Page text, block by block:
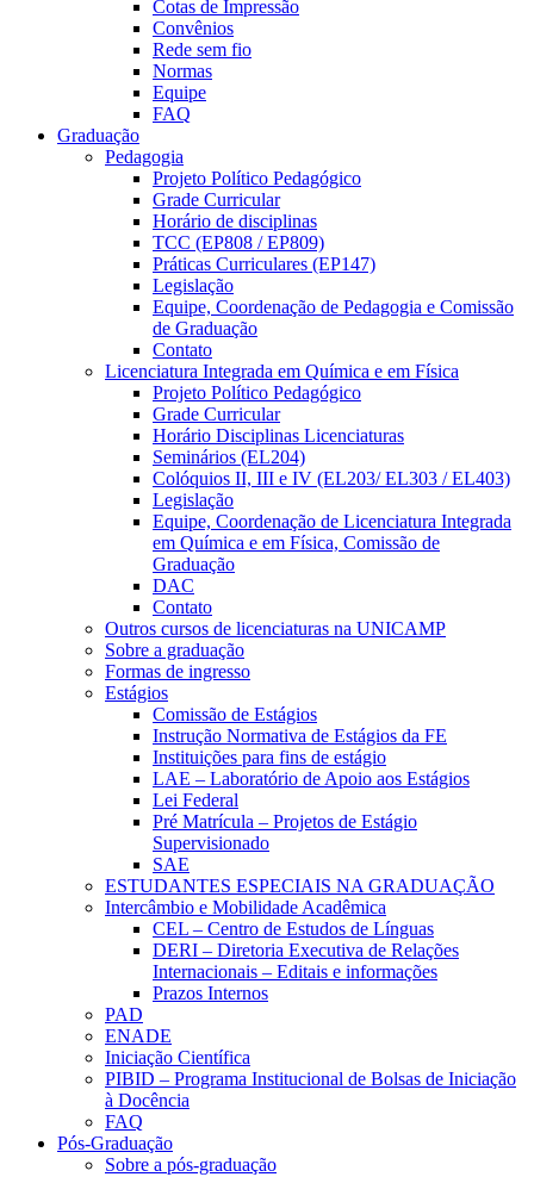
Cotas de Impressão
Convênios
Rede sem fio
Normas
Equipe
FAQ
Graduação
Pedagogia
Projeto Político Pedagógico
Grade Curricular
Horário de disciplinas
TCC (EP808 / EP809)
Práticas Curriculares (EP147)
Legislação
Equipe, Coordenação de Pedagogia e Comissão
de Graduação
Contato
Licenciatura Integrada em Química e em Física
Projeto Político Pedagógico
Grade Curricular
Horário Disciplinas Licenciaturas
Seminários (EL204)
Colóquios II, III e IV (EL203/ EL303 / EL403)
Legislação
Equipe, Coordenação de Licenciatura Integrada
em Química e em Física, Comissão de
Graduação
DAC
Contato
Outros cursos de licenciaturas na UNICAMP
Sobre a graduação
Formas de ingresso
Estágios
Comissão de Estágios
Instrução Normativa de Estágios da FE
Instituições para fins de estágio
LAE – Laboratório de Apoio aos Estágios
Lei Federal
Pré Matrícula – Projetos de Estágio
Supervisionado
SAE
ESTUDANTES ESPECIAIS NA GRADUAÇÃO
Intercâmbio e Mobilidade Acadêmica
CEL – Centro de Estudos de Línguas
DERI – Diretoria Executiva de Relações
Internacionais – Editais e informações
Prazos Internos
PAD
ENADE
Iniciação Científica
PIBID – Programa Institucional de Bolsas de Iniciação
à Docência
FAQ
Pós-Graduação
Sobre a pós-graduação